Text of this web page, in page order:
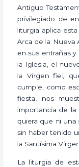
Antiguo
privilegiado de
liturgia aplica
Arca de la Nueva
en sus entrañas
la Iglesia, el
la Virgen fiel,
cumple, como
fiesta, nos
importancia de
quiera que ni una
sin haber tenido
la Santísima
La liturgia de